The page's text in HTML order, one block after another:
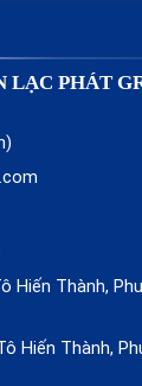
LẠC PHÁT
Hiến Thành,
Hiến Thành,